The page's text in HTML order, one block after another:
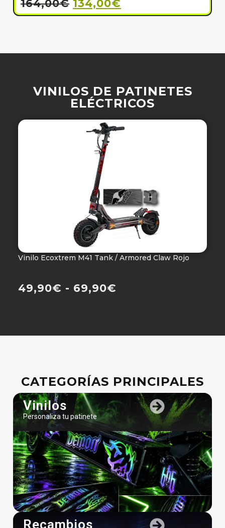
164,00€ 134,00€
VINILOS DE PATINETES
ELÉCTRICOS
Vinilo Ecoxtrem M41 Tank / Armored Claw Rojo
49,90€ - 69,90€
CATEGORÍAS PRINCIPALES
Vinilos
Personaliza tu patinete
Recambios